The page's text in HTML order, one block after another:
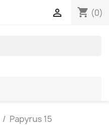
shopping_cart (0)

Papyrus 15